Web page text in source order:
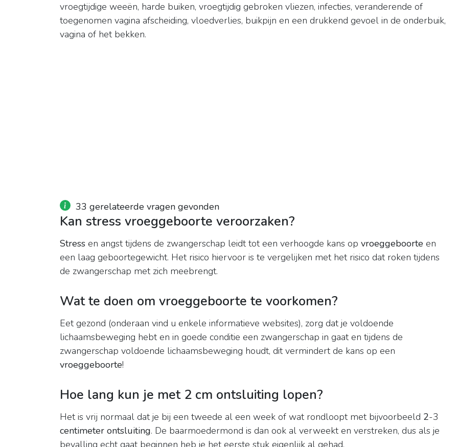
vroegtijdige weeën, harde buiken, vroegtijdig gebroken vliezen, infecties, veranderende of
toegenomen vagina afscheiding, vloedverlies, buikpijn en een drukkend gevoel in de onderbuik,
vagina of het bekken.
33 gerelateerde vragen gevonden
Kan stress vroeggeboorte veroorzaken?
Stress en angst tijdens de zwangerschap leidt tot een verhoogde kans op vroeggeboorte en
een laag geboortegewicht. Het risico hiervoor is te vergelijken met het risico dat roken tijdens
de zwangerschap met zich meebrengt.
Wat te doen om vroeggeboorte te voorkomen?
Eet gezond (onderaan vind u enkele informatieve websites), zorg dat je voldoende
lichaamsbeweging hebt en in goede conditie een zwangerschap in gaat en tijdens de
zwangerschap voldoende lichaamsbeweging houdt, dit vermindert de kans op een
vroeggeboorte!
Hoe lang kun je met 2 cm ontsluiting lopen?
Het is vrij normaal dat je bij een tweede al een week of wat rondloopt met bijvoorbeeld 2-3
centimeter ontsluiting. De baarmoedermond is dan ook al verweekt en verstreken, dus als je